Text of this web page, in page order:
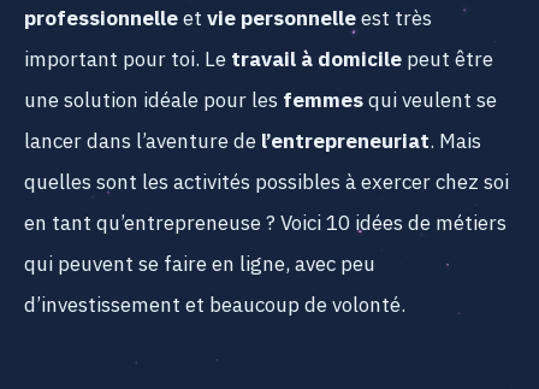
professionnelleetvie personnelleest très
important pour toi. Letravail à domicilepeut être
une solution idéale pour les femmesqui veulent se
lancer dans l’aventure del’entrepreneuriat. Mais
quelles sont les activités possibles à exercer chez soi
en tant qu’entrepreneuse ? Voici 10 idées de métiers
qui peuvent se faire en ligne, avec peu
d’investissement et beaucoup de volonté.